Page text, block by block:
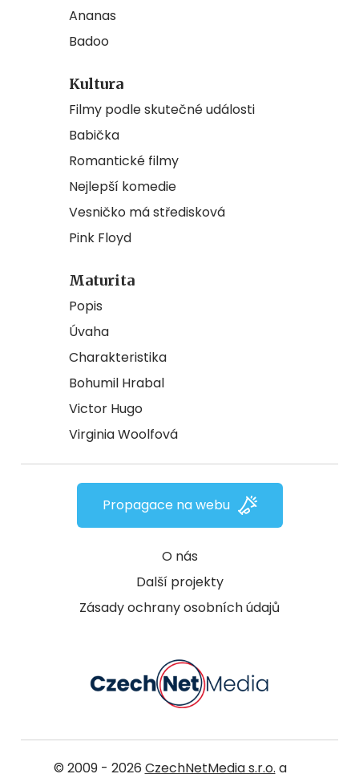
Ananas
Badoo
Kultura
Filmy podle skutečné události
Babička
Romantické filmy
Nejlepší komedie
Vesničko má středisková
Pink Floyd
Maturita
Popis
Úvaha
Charakteristika
Bohumil Hrabal
Victor Hugo
Virginia Woolfová
O nás
Další projekty
Zásady ochrany osobních údajů
Propagace na webu
© 2009 - 2026 CzechNetMedia s.r.o. a